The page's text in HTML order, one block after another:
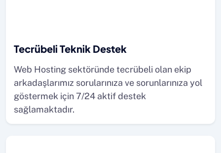
Tecrübeli Teknik Destek
Web Hosting sektöründe tecrübeli olan ekip
arkadaşlarımız sorularınıza ve sorunlarınıza yol
göstermek için 7/24 aktif destek
sağlamaktadır.